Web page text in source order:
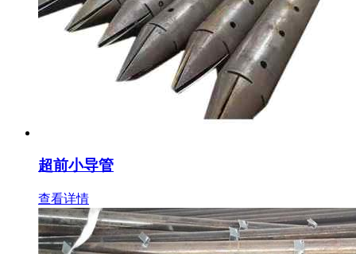
超前小导管
查看详情